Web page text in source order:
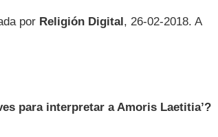
por Religión Digital, 26-02-2018. A
para interpretar a Amoris Laetitia’?